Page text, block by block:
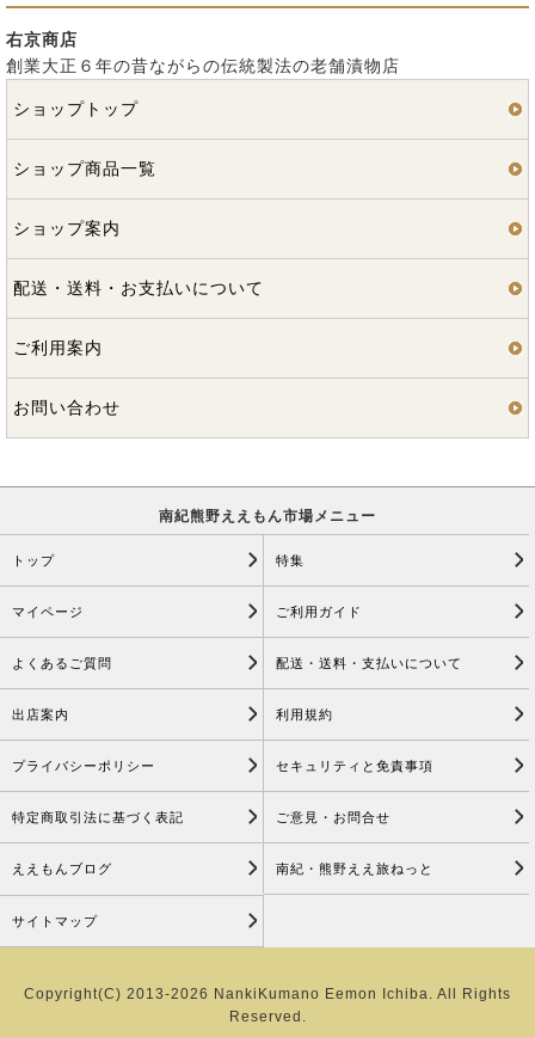
右京商店
創業大正６年の昔ながらの伝統製法の老舗漬物店
ショップトップ
ショップ商品一覧
ショップ案内
配送・送料・お支払いについて
ご利用案内
お問い合わせ
南紀熊野ええもん市場メニュー
トップ 特集
マイページ ご利用ガイド
よくあるご質問 配送・送料・支払いについて
出店案内 利用規約
プライバシーポリシー セキュリティと免責事項
特定商取引法に基づく表記 ご意見・お問合せ
ええもんブログ 南紀・熊野ええ旅ねっと
サイトマップ
Copyright(C) 2013-2026 NankiKumano Eemon Ichiba. All Rights
Reserved.